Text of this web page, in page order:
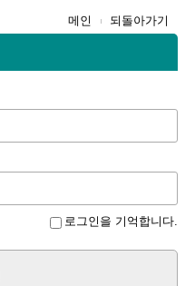
메인 되돌아가기
로그인을 기억합니다.